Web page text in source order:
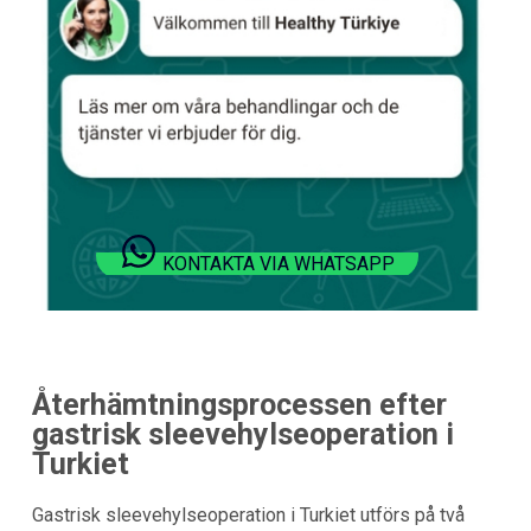
KONTAKTA VIA WHATSAPP
Återhämtningsprocessen efter
gastrisk sleevehylseoperation i
Turkiet
Gastrisk sleevehylseoperation i Turkiet utförs på två